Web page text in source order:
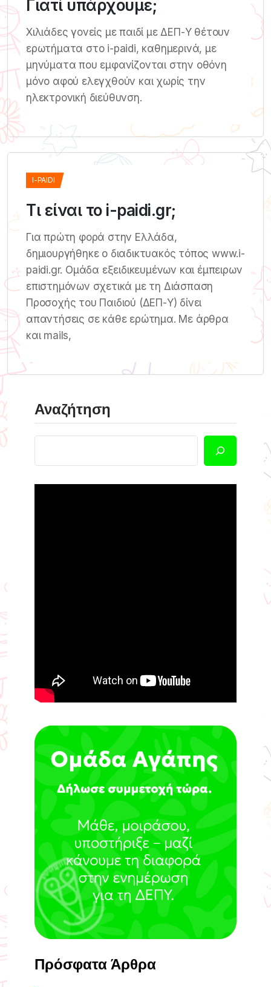
Γιατί υπάρχουμε;
Χιλιάδες γονείς με παιδί με ΔΕΠ-Υ θέτουν
ερωτήματα στο i-paidi, καθημερινά, με
μηνύματα που εμφανίζονται στην οθόνη
μόνο αφού ελεγχθούν και χωρίς την
ηλεκτρονική διεύθυνση.
I-PAIDI
Τι είναι το i-paidi.gr;
Για πρώτη φορά στην Ελλάδα,
δημιουργήθηκε ο διαδικτυακός τόπος www.i-
paidi.gr. Ομάδα εξειδικευμένων και έμπειρων
επιστημόνων σχετικά με τη Διάσπαση
Προσοχής του Παιδιού (ΔΕΠ-Υ) δίνει
απαντήσεις σε κάθε ερώτημα. Με άρθρα
και mails,
Αναζήτηση
Πρόσφατα Άρθρα